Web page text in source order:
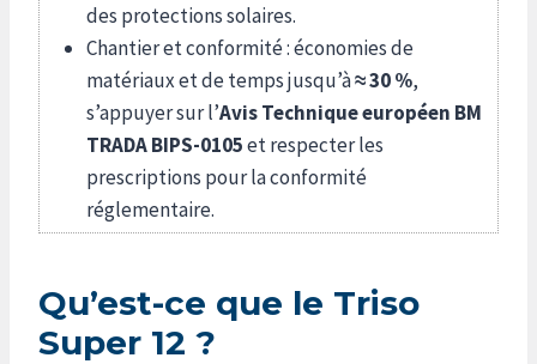
des protections solaires.
Chantier et conformité : économies de
matériaux et de temps jusqu’à≈ 30 %,
s’appuyer sur l’Avis Technique européen BM
TRADA BIPS-0105et respecter les
prescriptions pour la conformité
réglementaire.
Qu’est-ce que le Triso
Super 12 ?